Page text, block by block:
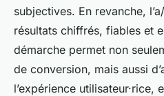
subjectives. En revanche,
résultats chiffrés, fiables et
démarche permet non
de conversion, mais aussi
l’expérience utilisateur·rice,